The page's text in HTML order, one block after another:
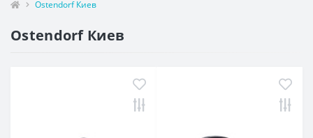
Ostendorf Киев
Ostendorf Киев